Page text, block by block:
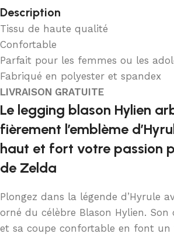
Description
Tissu de haute qualité
Confortable
Parfait pour les femmes ou les
Fabriqué en polyester et spandex
LIVRAISON GRATUITE
Le legging blason Hylien
fièrement l’emblème
haut et fort votre passion
de Zelda
Plongez dans la légende d’Hyrule
orné du célèbre Blason Hylien. Son
et sa coupe confortable en font un